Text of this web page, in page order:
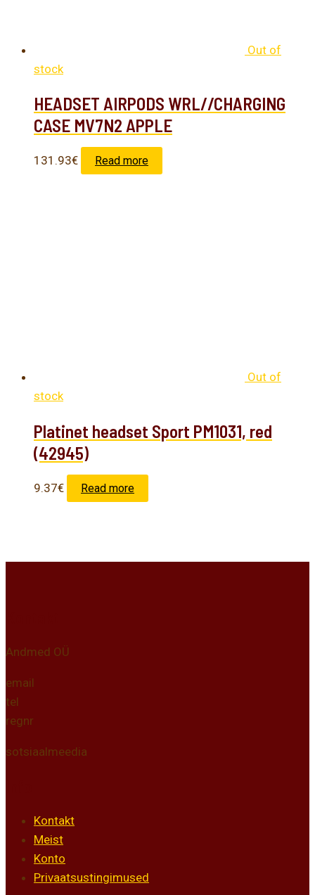
Out of
stock
HEADSET AIRPODS WRL//CHARGING
CASE MV7N2 APPLE
131.93€ Read more
Out of
stock
Platinet headset Sport PM1031, red
(42945)
9.37€ Read more
Andmed OÜ
email
tel
regnr
sotsiaalmeedia
Kontakt
Meist
Konto
Privaatsustingimused